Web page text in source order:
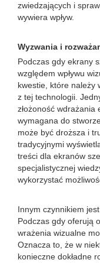
zwiedzających i
wywiera wpływ.
Wyzwania i
Podczas gdy ekrany
względem wpływu
kwestie, które należy
z tej technologii.
złożoność wdrażania
wymagana do
może być droższa i
tradycyjnymi
treści dla ekranów
specjalistycznej
wykorzystać
Innym czynnikiem
Podczas gdy oferują
wrażenia wizualne
Oznacza to, że w
konieczne dokładne